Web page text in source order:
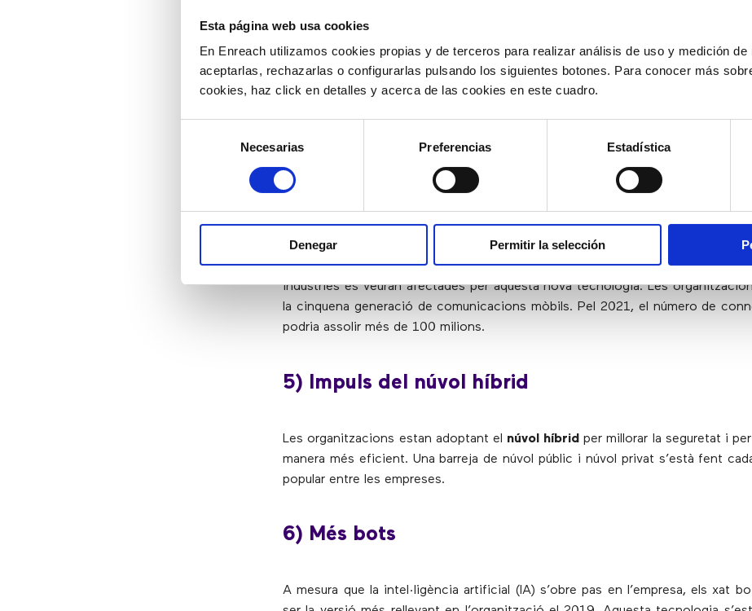
Esta página web usa cookies
En Enreach utilizamos cookies propias y de terceros para realizar análisis de uso y medición de
aceptarlas, rechazarlas o configurarlas pulsando los siguientes botones. Para conocer más
cookies, haz click en detalles y acerca de las cookies en este cuadro.
consentimiento
Necesarias Preferencias Estadística
Denegar Permitir la selección
Per obtenir un avantatge competitiu, les empreses estan invertint en la
digital.A l’abril del 2019, la consultora IDC va pronosticar que la despesa
transformació digital arribaria als 1,18 bilions de dòlars aquest any,
representa un augment del 17,9% amb respecte a l’any anterior. L’adopció de
4) Les empreses es preparen pel 5G
Tècnicament, el 5G ja està disponible, tot i que només en algunes ciutats
El 2019, les empreses s’estan preparant per a un futur habilitat pel 5G.
indústries es veuran afectades per aquesta nova tecnologia. Les
la cinquena generació de comunicacions mòbils. Pel 2021, el número de
podria assolir més de 100 milions.
5) Impuls del núvol híbrid
Les organitzacions estan adoptant el núvol híbrid per millorar la seguretat i
manera més eficient. Una barreja de núvol públic i núvol privat s’està fent
popular entre les empreses.
6) Més bots
A mesura que la intel·ligència artificial (IA) s’obre pas en l’empresa, els xat